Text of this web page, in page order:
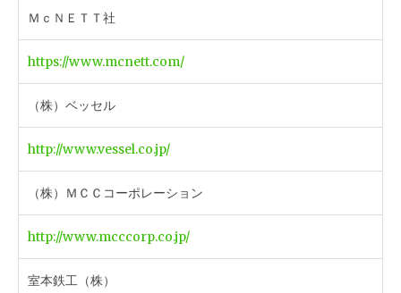
ＭｃＮＥＴＴ社
https://www.mcnett.com/
（株）ベッセル
http://www.vessel.co.jp/
（株）ＭＣＣコーポレーション
http://www.mcccorp.co.jp/
室本鉄工（株）